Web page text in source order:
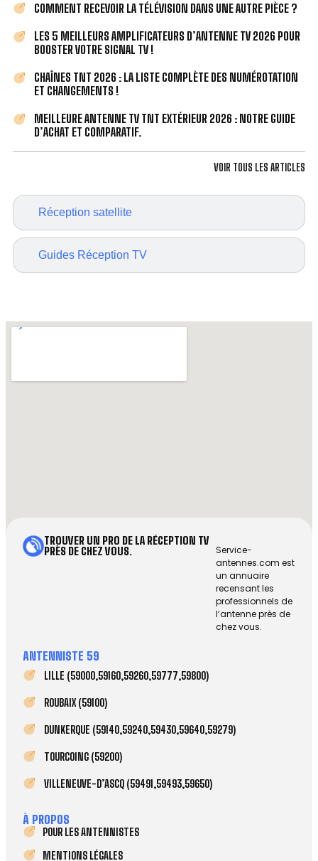
Réception satellite
Guides Réception TV
COMMENT RECEVOIR LA TÉLÉVISION DANS UNE AUTRE PIÈCE ?
LES 5 MEILLEURS AMPLIFICATEURS D’ANTENNE TV 2026 POUR
BOOSTER VOTRE SIGNAL TV !
CHAÎNES TNT 2026 : LA LISTE COMPLÈTE DES NUMÉROTATION
ET CHANGEMENTS !
MEILLEURE ANTENNE TV TNT EXTÉRIEUR 2026 : NOTRE GUIDE
D’ACHAT ET COMPARATIF.
VOIR TOUS LES ARTICLES
TROUVER UN PRO DE LA RÉCEPTION TV
PRÈS DE CHEZ VOUS.
Service-
antennes.com est
un annuaire
recensant les
professionnels de
l’antenne près de
chez vous.
ANTENNISTE 59
LILLE (59000,59160,59260,59777,59800)
ROUBAIX (59100)
DUNKERQUE (59140,59240,59430,59640,59279)
TOURCOING (59200)
VILLENEUVE-D’ASCQ (59491,59493,59650)
À PROPOS
POUR LES ANTENNISTES
MENTIONS LÉGALES